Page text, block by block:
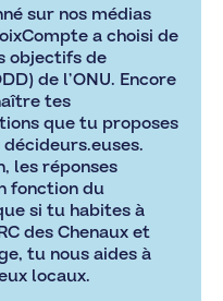
sur nos médias
a choisi de
objectifs de
de l’ONU. Encore
tes
que tu proposes
les réponses
fonction du
si tu habites à
des Chenaux et
tu nous aides à
locaux.